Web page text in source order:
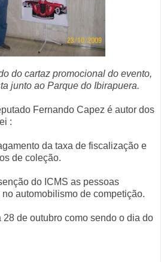
do cartaz promocional do evento,
junto ao Parque do Ibirapuera.
Fernando Capez é autor dos
:
da taxa de fiscalização e
de coleção.
do ICMS as pessoas
automobilismo de competição.
28 de outubro como sendo o dia do